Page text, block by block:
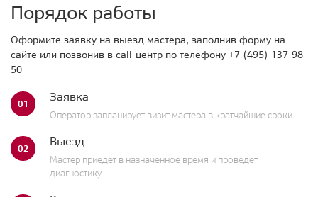
Порядок работы
Оформите заявку на выезд мастера, заполнив форму на
сайте или позвонив в call-центр по телефону +7 (495) 137-98-
50
01 Заявка
Оператор запланирует визит мастера в кратчайшие сроки.
02 Выезд
Мастер приедет в назначенное время и проведет
диагностику